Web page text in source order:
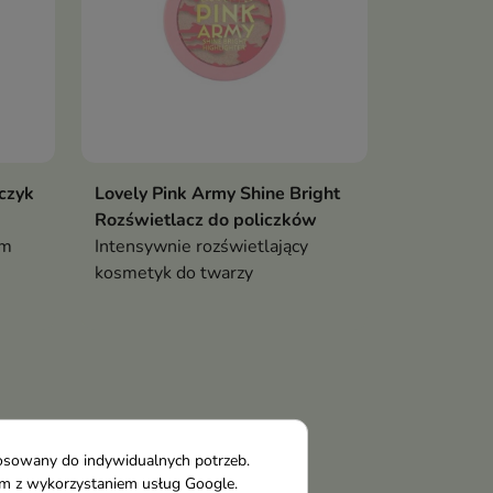
Lovely Pink Army Shine Bright
Rozświetlacz do policzków
Intensywnie rozświetlający
kosmetyk do twarzy
do indywidualnych potrzeb.
z wykorzystaniem usług Google.